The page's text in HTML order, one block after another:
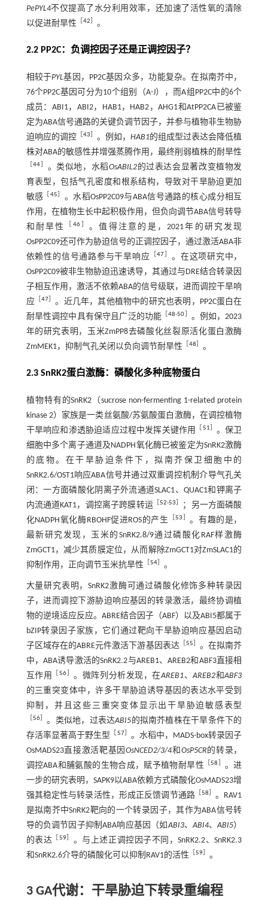
PePYL4不仅提高了水分利用效率，还加速了活性氧的清除
以促进耐旱性
42 。
2.2 PP2C：负调控因子还是正调控因子？
相较于PYL基因，PP2C基因众多，功能复杂。在拟南芥中，
76个PP2C基因可分为10个组别（A-J），而A组PP2C中的6个
成员：ABI1，ABI2，HAB1，HAB2，AHG1和AtPP2CA已被鉴
定为ABA信号通路的关键负调节因子，并参与植物非生物胁
迫响应的调控［ 43 。例如，HAB1的组成型过表达会降低植
株对ABA的敏感性并增强蒸腾作用，最终削弱植株的耐旱性
［44 。类似地，水稻OsABIL2的过表达会显著改变植物发
育表型，包括气孔密度和根系结构，导致对干旱胁迫更加
敏感
45
。水稻OsPP2C09与ABA信号通路的核心成分相互
作用，在植物生长中起积极作用，但负向调节ABA信号转导
和耐旱性
46］ 。值得注意的是，2021年的研究发现
OsPP2C09还可作为胁迫信号的正调控因子，通过激活ABA非
依赖性的信号通路参与干旱响应 ［47
。在这项研究中，
OsPP2C09被非生物胁迫迅速诱导，其通过与DRE结合转录因
子相互作用，激活不依赖ABA的信号级联，进而调控干旱响
应［ 47
。近几年，其他植物中的研究也表明，PP2C蛋白在
耐旱性调控中具有保守且广泛的功能 ［48-50
。例如，2023
年的研究表明，玉米ZmPP8去磷酸化丝裂原活化蛋白激酶
ZmMEK1，抑制气孔关闭以负向调节耐旱性
48 。
2.3 SnRK2蛋白激酶：磷酸化多种底物蛋白
植物特有的SnRK2（sucrose non-fermenting 1-related protein
kinase 2）家族是一类丝氨酸/苏氨酸蛋白激酶，在调控植物
干旱响应和渗透胁迫适应过程中发挥关键作用
51
。保卫
细胞中多个离子通道及NADPH氧化酶已被鉴定为SnRK2激酶
的底物。在干旱胁迫条件下，拟南芥保卫细胞中的
SnRK2.6/OST1响应ABA信号并通过双重调控机制介导气孔关
闭：一方面磷酸化阴离子外流通道SLAC1、QUAC1和钾离子
内流通道KAT1，调控离子跨膜转运［52-53
；另一方面磷酸
化NADPH氧化酶RBOHF促进ROS的产生 ［53
。有趣的是，
最新研究发现，玉米的SnRK2.8/9通过磷酸化RAF样激酶
ZmGCT1，减少其质膜定位，从而解除ZmGCT1对ZmSLAC1的
抑制作用，正向调节玉米抗旱性
54］ 。
大量研究表明，SnRK2激酶可通过磷酸化修饰多种转录因
子，进而调控下游胁迫响应基因的转录激活，最终协调植
物的逆境适应反应。ABRE结合因子（ABF）以及ABI5都属于
bZIP转录因子家族，它们通过靶向干旱胁迫响应基因启动
子区域存在的ABRE元件激活下游基因表达［ 55
。在拟南芥
中，ABA诱导激活的SnRK2.2与AREB1、AREB2和ABF3直接相
互作用
56］ 。微阵列分析发现，在AREB1、AREB2和ABF3
的三重突变体中，许多干旱胁迫诱导基因的表达水平受到
抑制，并且这些三重突变体显示出干旱胁迫敏感表型
56］ 。类似地，过表达ABI5 的拟南芥植株在干旱条件下的
存活率显著高于野生型
57］ 。水稻中，MADS-box转录因子
OsMADS23直接激活靶基因OsNCED2/3/4和 OsP5CR 的转录，
调控ABA和脯氨酸的生物合成，赋予植物耐旱性 ［58
。进
一步的研究表明，SAPK9以ABA依赖方式磷酸化OsMADS23增
强其稳定性与转录活性，形成正反馈调节通路 ［58
。RAV1
是拟南芥中SnRK2靶向的一个转录因子，其作为ABA信号转
导的负调节因子抑制ABA响应基因（如ABI3、ABI4、ABI5）
的表达
59］ 。与上述正调控因子不同，SnRK2.2、SnRK2.3
和SnRK2.6介导的磷酸化可以抑制RAV1的活性
59］ 。
3 GA代谢：干旱胁迫下转录重编程